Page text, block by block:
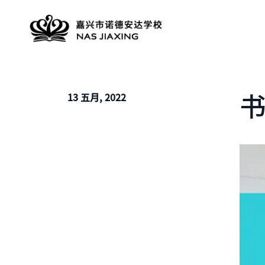
13 五月, 2022